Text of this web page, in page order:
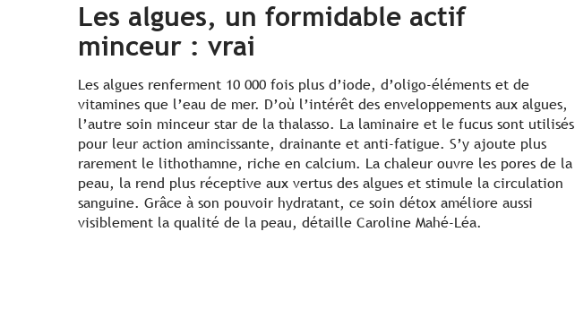
Les algues, un formidable actif
minceur : vrai
Les algues renferment 10 000 fois plus d’iode, d’oligo-éléments et de
vitamines que l’eau de mer. D’où l’intérêt des enveloppements aux algues,
l’autre soin minceur star de la thalasso. La laminaire et le fucus sont utilisés
pour leur action amincissante, drainante et anti-fatigue. S’y ajoute plus
rarement le lithothamne, riche en calcium. La chaleur ouvre les pores de la
peau, la rend plus réceptive aux vertus des algues et stimule la circulation
sanguine. Grâce à son pouvoir hydratant, ce soin détox améliore aussi
visiblement la qualité de la peau, détaille Caroline Mahé-Léa.